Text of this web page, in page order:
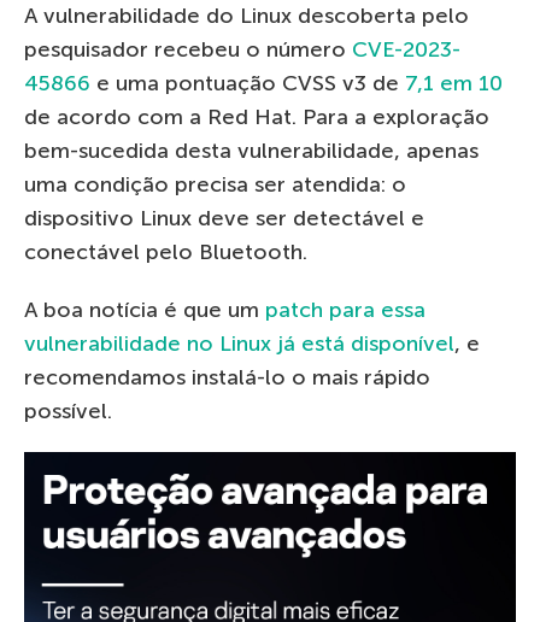
A vulnerabilidade do Linux descoberta pelo
pesquisador recebeu o número CVE-2023-
45866 e uma pontuação CVSS v3 de 7,1 em 10
de acordo com a Red Hat. Para a exploração
bem-sucedida desta vulnerabilidade, apenas
uma condição precisa ser atendida: o
dispositivo Linux deve ser detectável e
conectável pelo Bluetooth.
A boa notícia é que um patch para essa
vulnerabilidade no Linux já está disponível, e
recomendamos instalá-lo o mais rápido
possível.